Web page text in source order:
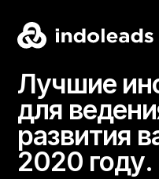
Лучшие
для
развития
2020 году.